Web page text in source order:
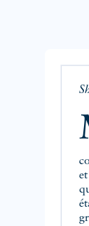
collées
grand roc